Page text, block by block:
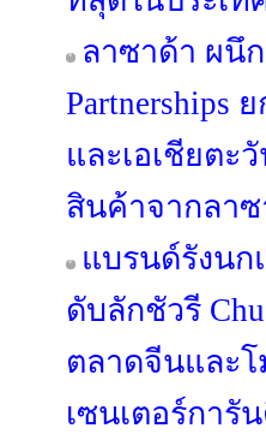
ลาซาด้า ผนึ
Partnerships
และเอเชียตะ
สินค้าจากลาซ
แบรนด์รังนก
ดับลักชัวรี
ตลาดจีนและ
เซนเตอร์กา